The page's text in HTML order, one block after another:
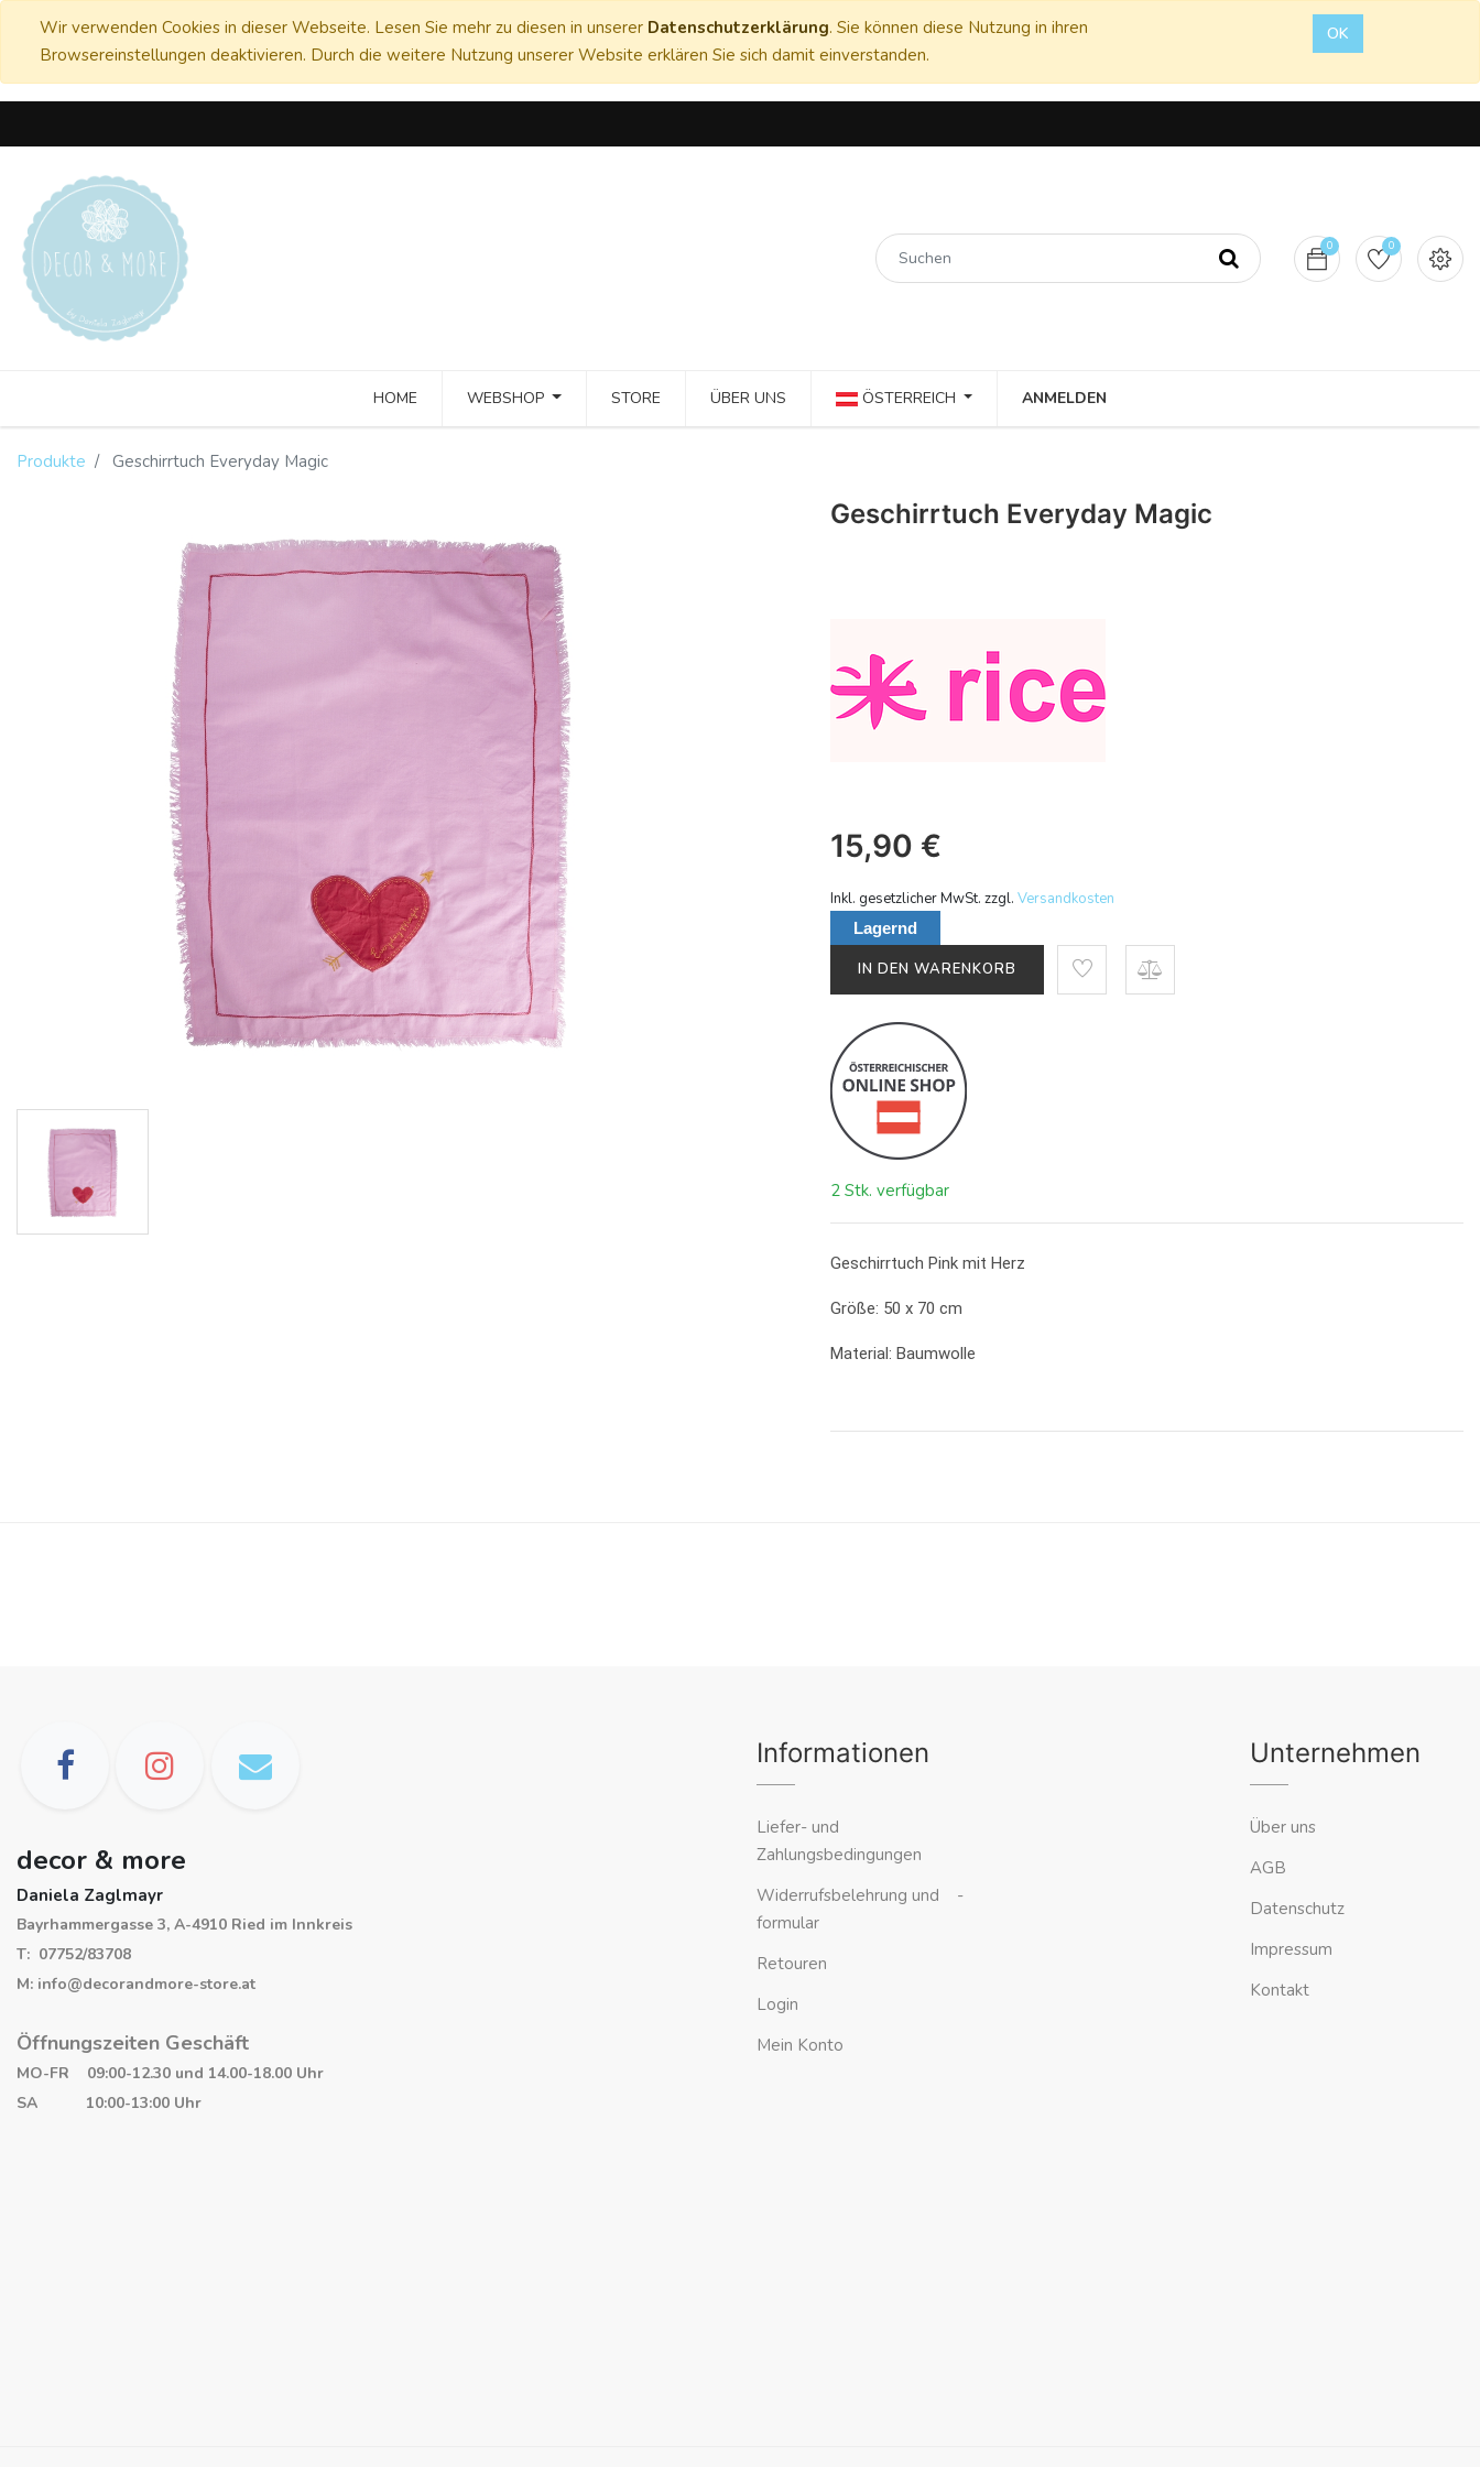
Wir verwenden Cookies in dieser Webseite. Lesen Sie mehr zu diesen in unserer Datenschutzerklärung. Sie können diese Nutzung in ihren
Browsereinstellungen deaktivieren. Durch die weitere Nutzung unserer Website erklären Sie sich damit einverstanden.
OK
0 0
HOME WEBSHOP STORE ÜBER UNS ÖSTERREICH ANMELDEN
Produkte Geschirrtuch Everyday Magic
Geschirrtuch Everyday Magic
15,90 €
Inkl. gesetzlicher MwSt. zzgl.Versandkosten
Lagernd
IN DEN WARENKORB
2 Stk. verfügbar
Geschirrtuch Pink mit Herz
Größe: 50 x 70 cm
Material: Baumwolle
decor & more
Daniela Zaglmayr
Bayrhammergasse 3, A-4910 Ried im Innkreis
T: 07752/83708
M: info@decorandmore-store.at
Öffnungszeiten Geschäft
MO-FR 09:00-12.30 und 14.00-18.00 Uhr
SA 10:00-13:00 Uhr
Informationen
Liefer- und
Zahlungsbedingungen
Widerrufsbelehrung und -
formular
Retouren
Login
Mein Konto
Unternehmen
Über uns
AGB
Datenschutz
Impressum
Kontakt